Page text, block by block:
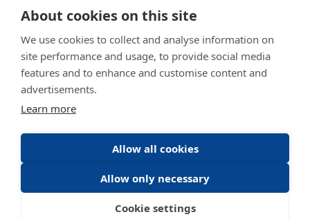
About cookies on this site
We use cookies to collect and analyse information on
site performance and usage, to provide social media
features and to enhance and customise content and
advertisements.
Learn more
Allow all cookies
Allow only necessary
Cookie settings
Mentions légalesPolitique de protections des données
Conditions générales d'utilisationCGU Daitem Capture